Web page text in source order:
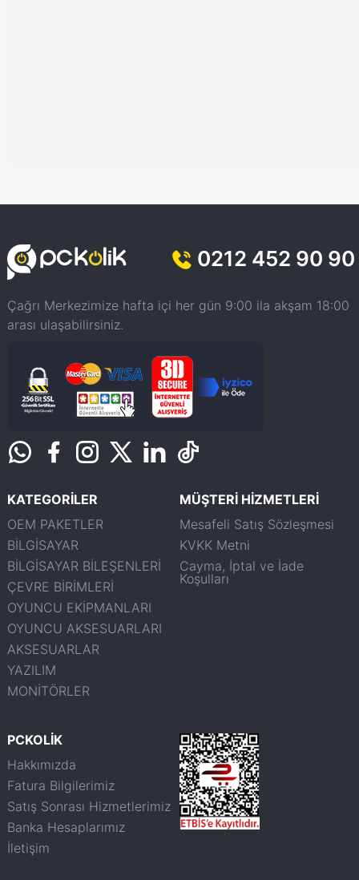
0212 452 90 90
Çağrı Merkezimize hafta içi her gün 9:00 ila akşam 18:00
arası ulaşabilirsiniz.
KATEGORİLER
OEM PAKETLER
BİLGİSAYAR
BİLGİSAYAR BİLEŞENLERİ
ÇEVRE BİRİMLERİ
OYUNCU EKİPMANLARI
OYUNCU AKSESUARLARI
AKSESUARLAR
YAZILIM
MONİTÖRLER
MÜŞTERİ HİZMETLERİ
Mesafeli Satış Sözleşmesi
KVKK Metni
Cayma, İptal ve İade
Koşulları
PCKOLİK
Hakkımızda
Fatura Bilgilerimiz
Satış Sonrası Hizmetlerimiz
Banka Hesaplarımız
İletişim